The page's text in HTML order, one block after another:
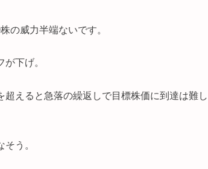
の威力半端ないです。
下げ。
えると急落の繰返しで目標株価に到達は難し
う。